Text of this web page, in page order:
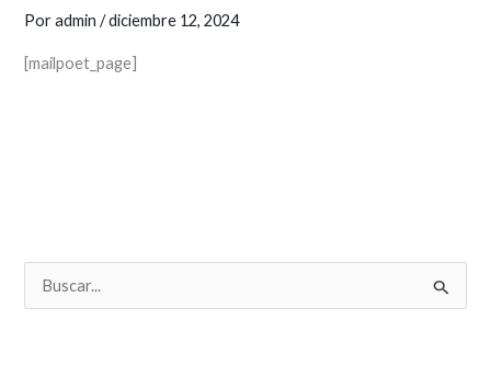
Poradmin/diciembre 12, 2024
[mailpoet_page]